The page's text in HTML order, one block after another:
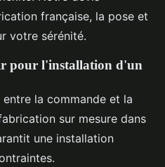
française, la pose et
votre sérénité.
pour l'installation d'un
entre la commande et la
sur mesure dans
une installation